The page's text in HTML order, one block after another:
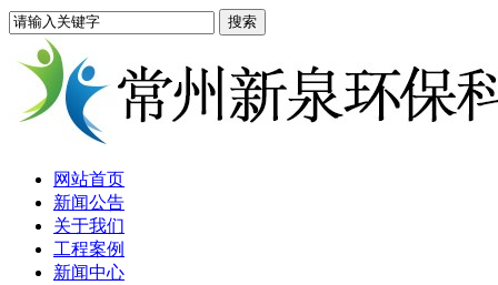
网站首页
新闻公告
关于我们
工程案例
新闻中心